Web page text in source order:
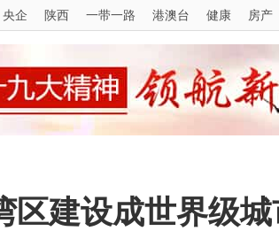
央企 陕西 一带一路 港澳台 健康 房产
区建设成世界级